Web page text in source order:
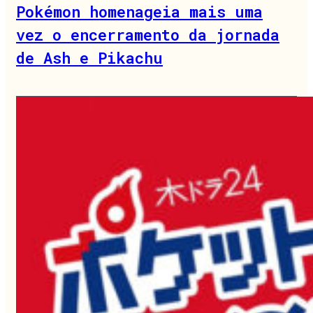
Pokémon homenageia mais uma
vez o encerramento da jornada
de Ash e Pikachu